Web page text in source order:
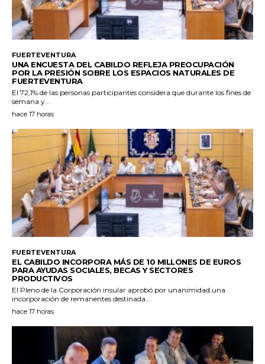
FUERTEVENTURA
UNA ENCUESTA DEL CABILDO REFLEJA PREOCUPACIÓN
POR LA PRESIÓN SOBRE LOS ESPACIOS NATURALES DE
FUERTEVENTURA
El 72,1% de las personas participantes considera que durante los fines de
semana y...
hace 17 horas
FUERTEVENTURA
EL CABILDO INCORPORA MÁS DE 10 MILLONES DE EUROS
PARA AYUDAS SOCIALES, BECAS Y SECTORES
PRODUCTIVOS
El Pleno de la Corporación insular aprobó por unanimidad una
incorporación de remanentes destinada...
hace 17 horas